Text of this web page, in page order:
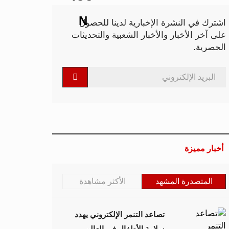
اشترك في النشرة الإخبارية لدينا للحصول
على آخر الأخبار والأخبار الشعبية والتحديثات
الحصرية.
أخبار مميزة
المتصدرة المشهد الأكثر مشاهدة
تصاعد التنمر الإلكتروني يهدد